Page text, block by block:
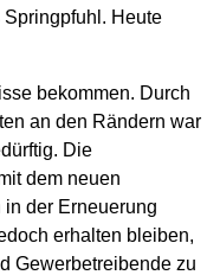
Heute
bekommen. Durch
an den Rändern war
Die
dem neuen
der Erneuerung
erhalten bleiben,
Gewerbetreibende zu